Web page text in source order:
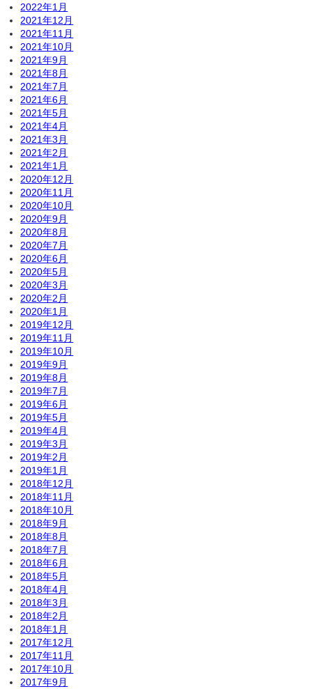
2022年1月
2021年12月
2021年11月
2021年10月
2021年9月
2021年8月
2021年7月
2021年6月
2021年5月
2021年4月
2021年3月
2021年2月
2021年1月
2020年12月
2020年11月
2020年10月
2020年9月
2020年8月
2020年7月
2020年6月
2020年5月
2020年3月
2020年2月
2020年1月
2019年12月
2019年11月
2019年10月
2019年9月
2019年8月
2019年7月
2019年6月
2019年5月
2019年4月
2019年3月
2019年2月
2019年1月
2018年12月
2018年11月
2018年10月
2018年9月
2018年8月
2018年7月
2018年6月
2018年5月
2018年4月
2018年3月
2018年2月
2018年1月
2017年12月
2017年11月
2017年10月
2017年9月